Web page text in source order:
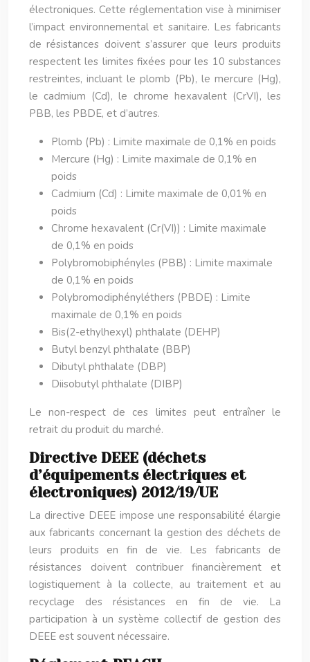
électroniques. Cette réglementation vise à minimiser
l’impact environnemental et sanitaire. Les fabricants
de résistances doivent s’assurer que leurs produits
respectent les limites fixées pour les 10 substances
restreintes, incluant le plomb (Pb), le mercure (Hg),
le cadmium (Cd), le chrome hexavalent (CrVI), les
PBB, les PBDE, et d’autres.
Plomb (Pb) : Limite maximale de 0,1% en poids
Mercure (Hg) : Limite maximale de 0,1% en
poids
Cadmium (Cd) : Limite maximale de 0,01% en
poids
Chrome hexavalent (Cr(VI)) : Limite maximale
de 0,1% en poids
Polybromobiphényles (PBB) : Limite maximale
de 0,1% en poids
Polybromodiphényléthers (PBDE) : Limite
maximale de 0,1% en poids
Bis(2-ethylhexyl) phthalate (DEHP)
Butyl benzyl phthalate (BBP)
Dibutyl phthalate (DBP)
Diisobutyl phthalate (DIBP)
Le non-respect de ces limites peut entraîner le
retrait du produit du marché.
Directive DEEE (déchets
d’équipements électriques et
électroniques) 2012/19/UE
La directive DEEE impose une responsabilité élargie
aux fabricants concernant la gestion des déchets de
leurs produits en fin de vie. Les fabricants de
résistances doivent contribuer financièrement et
logistiquement à la collecte, au traitement et au
recyclage des résistances en fin de vie. La
participation à un système collectif de gestion des
DEEE est souvent nécessaire.